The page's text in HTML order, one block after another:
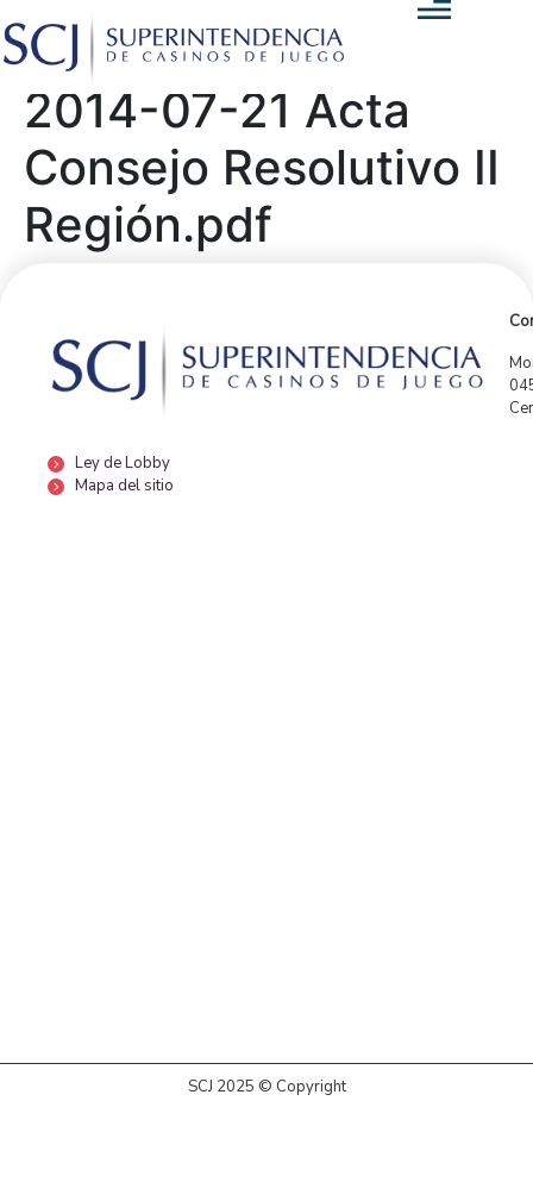
2014-07-21 Acta
Consejo Resolutivo II
Región.pdf
Ley de Lobby
Mapa del sitio
SCJ 2025 © Copyright